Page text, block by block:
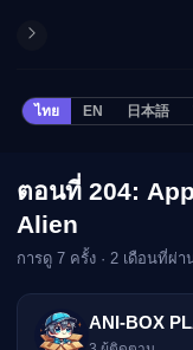
ไทย EN 日本語
ตอนที่ 204:
Alien
การดู 7 ครั้ง · 2 เดือนที่ผ่า
ANI-BOX